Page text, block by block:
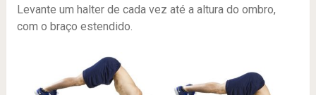
Levante um halter de cada vez até a altura do ombro,
com o braço estendido.